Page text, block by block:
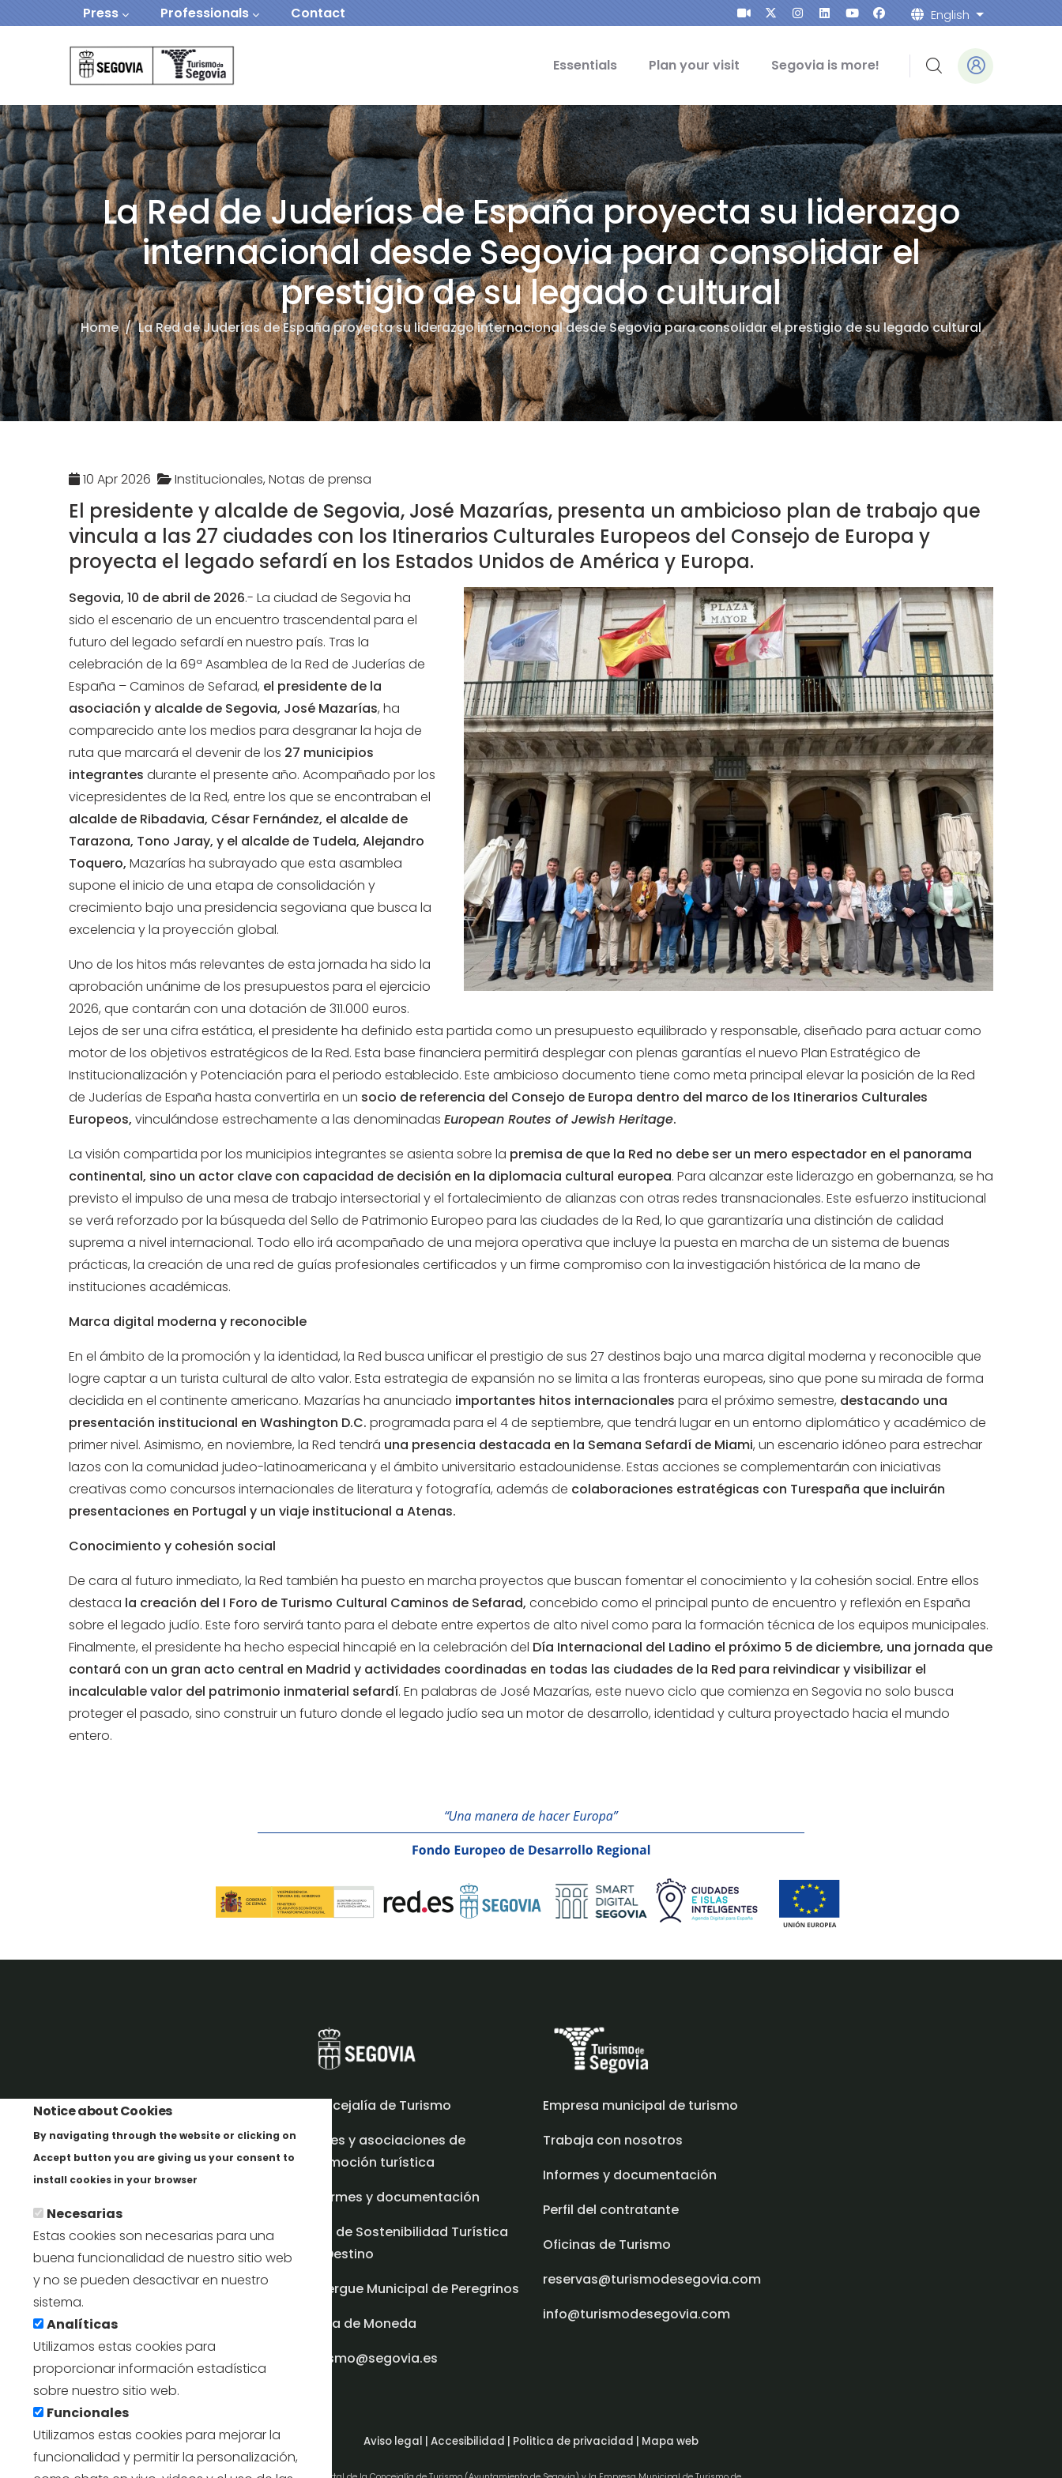
Notice about Cookies
By navigating through the website or clicking on
Accept button you are giving us your consent to
install cookies in your browser
Necesarias
Estas cookies son necesarias para una
buena funcionalidad de nuestro sitio web
y no se pueden desactivar en nuestro
sistema.
Analíticas
Utilizamos estas cookies para
proporcionar información estadística
sobre nuestro sitio web.
Funcionales
Utilizamos estas cookies para mejorar la
funcionalidad y permitir la personalización,
Skip to main contentNavegación secundaria
Press Professionals Contact English List
Essentials Plan your visit Segovia is more!
La Red de Juderías de España proyecta su liderazgo
internacional desde Segovia para consolidar el
prestigio de su legado cultural
Home/ La Red de Juderías de España proyecta su liderazgo internacional desde Segovia para consolidar el prestigio de su legado cultural
10 Apr 2026 Institucionales, Notas de prensa
El presidente y alcalde de Segovia, José Mazarías, presenta un ambicioso plan de trabajo que
vincula a las 27 ciudades con los Itinerarios Culturales Europeos del Consejo de Europa y
proyecta el legado sefardí en los Estados Unidos de América y Europa.
Segovia, 10 de abril de 2026.- La ciudad de Segovia ha
sido el escenario de un encuentro trascendental para el
futuro del legado sefardí en nuestro país. Tras la
celebración de la 69ª Asamblea de la Red de Juderías de
España – Caminos de Sefarad, el presidente de la
asociación y alcalde de Segovia, José Mazarías, ha
comparecido ante los medios para desgranar la hoja de
ruta que marcará el devenir de los 27 municipios
integrantes durante el presente año. Acompañado por los
vicepresidentes de la Red, entre los que se encontraban el
alcalde de Ribadavia, César Fernández, el alcalde de
Tarazona, Tono Jaray, y el alcalde de Tudela, Alejandro
Toquero, Mazarías ha subrayado que esta asamblea
supone el inicio de una etapa de consolidación y
crecimiento bajo una presidencia segoviana que busca la
excelencia y la proyección global.
Uno de los hitos más relevantes de esta jornada ha sido la
aprobación unánime de los presupuestos para el ejercicio
2026, que contarán con una dotación de 311.000 euros.
Lejos de ser una cifra estática, el presidente ha definido esta partida como un presupuesto equilibrado y responsable, diseñado para actuar como
motor de los objetivos estratégicos de la Red. Esta base financiera permitirá desplegar con plenas garantías el nuevo Plan Estratégico de
Institucionalización y Potenciación para el periodo establecido. Este ambicioso documento tiene como meta principal elevar la posición de la Red
de Juderías de España hasta convertirla en un socio de referencia del Consejo de Europa dentro del marco de los Itinerarios Culturales
Europeos, vinculándose estrechamente a las denominadas European Routes of Jewish Heritage.
La visión compartida por los municipios integrantes se asienta sobre la premisa de que la Red no debe ser un mero espectador en el panorama
continental, sino un actor clave con capacidad de decisión en la diplomacia cultural europea. Para alcanzar este liderazgo en gobernanza, se ha
previsto el impulso de una mesa de trabajo intersectorial y el fortalecimiento de alianzas con otras redes transnacionales. Este esfuerzo institucional
se verá reforzado por la búsqueda del Sello de Patrimonio Europeo para las ciudades de la Red, lo que garantizaría una distinción de calidad
suprema a nivel internacional. Todo ello irá acompañado de una mejora operativa que incluye la puesta en marcha de un sistema de buenas
prácticas, la creación de una red de guías profesionales certificados y un firme compromiso con la investigación histórica de la mano de
instituciones académicas.
Marca digital moderna y reconocible
En el ámbito de la promoción y la identidad, la Red busca unificar el prestigio de sus 27 destinos bajo una marca digital moderna y reconocible que
logre captar a un turista cultural de alto valor. Esta estrategia de expansión no se limita a las fronteras europeas, sino que pone su mirada de forma
decidida en el continente americano. Mazarías ha anunciado importantes hitos internacionales para el próximo semestre, destacando una
presentación institucional en Washington D.C. programada para el 4 de septiembre, que tendrá lugar en un entorno diplomático y académico de
primer nivel. Asimismo, en noviembre, la Red tendrá una presencia destacada en la Semana Sefardí de Miami, un escenario idóneo para estrechar
lazos con la comunidad judeo-latinoamericana y el ámbito universitario estadounidense. Estas acciones se complementarán con iniciativas
creativas como concursos internacionales de literatura y fotografía, además de colaboraciones estratégicas con Turespaña que incluirán
presentaciones en Portugal y un viaje institucional a Atenas.
Conocimiento y cohesión social
De cara al futuro inmediato, la Red también ha puesto en marcha proyectos que buscan fomentar el conocimiento y la cohesión social. Entre ellos
destaca la creación del I Foro de Turismo Cultural Caminos de Sefarad, concebido como el principal punto de encuentro y reflexión en España
sobre el legado judío. Este foro servirá tanto para el debate entre expertos de alto nivel como para la formación técnica de los equipos municipales.
Finalmente, el presidente ha hecho especial hincapié en la celebración del Día Internacional del Ladino el próximo 5 de diciembre, una jornada que
contará con un gran acto central en Madrid y actividades coordinadas en todas las ciudades de la Red para reivindicar y visibilizar el
incalculable valor del patrimonio inmaterial sefardí. En palabras de José Mazarías, este nuevo ciclo que comienza en Segovia no solo busca
proteger el pasado, sino construir un futuro donde el legado judío sea un motor de desarrollo, identidad y cultura proyectado hacia el mundo
entero.
Concejalía de Turismo
Redes y asociaciones de
promoción turística
Informes y documentación
Plan de Sostenibilidad Turística
en Destino
Albergue Municipal de Peregrinos
Casa de Moneda
turismo@segovia.es
Empresa municipal de turismo
Trabaja con nosotros
Informes y documentación
Perfil del contratante
Oficinas de Turismo
reservas@turismodesegovia.com
info@turismodesegovia.com
Aviso legal | Accesibilidad | Politica de privacidad | Mapa web